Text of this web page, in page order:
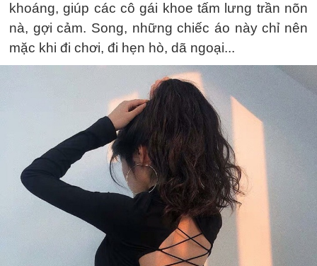
khoáng, giúp các cô gái khoe tấm lưng trần nõn
nà, gợi cảm. Song, những chiếc áo này chỉ nên
mặc khi đi chơi, đi hẹn hò, dã ngoại...